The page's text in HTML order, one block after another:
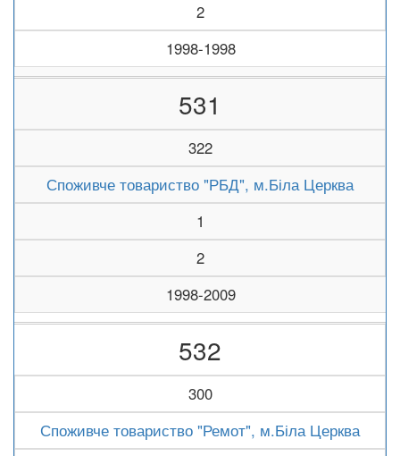
2
1998-1998
531
322
Споживче товариство "РБД", м.Біла Церква
1
2
1998-2009
532
300
Споживче товариство "Ремот", м.Біла Церква